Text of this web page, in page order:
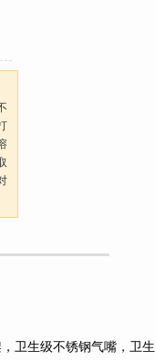
卫生级不锈钢气嘴，卫生